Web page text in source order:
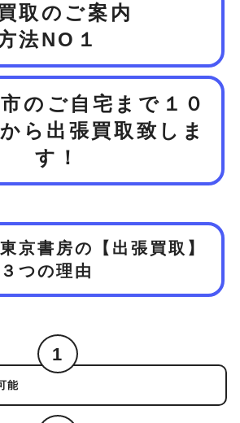
取のご案内
法NO１
のご自宅まで１０
ら 出張買取致しま
す！
京書房の【出張買取】
つの理由
1
能